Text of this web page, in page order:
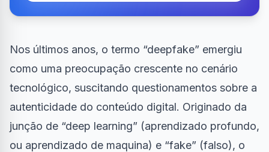
Nos últimos anos, o termo “deepfake” emergiu
como uma preocupação crescente no cenário
tecnológico, suscitando questionamentos sobre a
autenticidade do conteúdo digital. Originado da
junção de “deep learning” (aprendizado profundo,
ou aprendizado de maquina) e “fake” (falso), o